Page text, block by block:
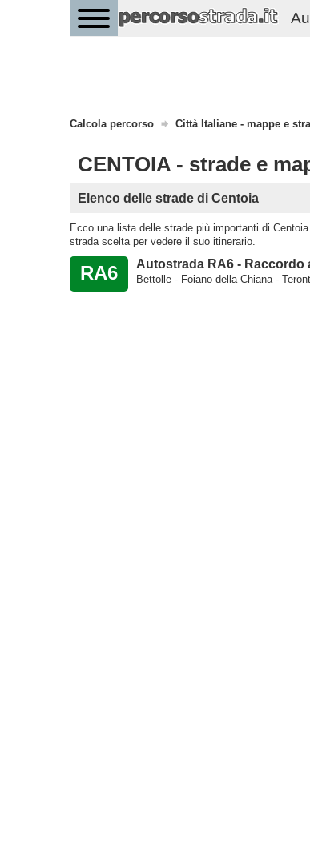
Calcola percorso Città Italiane - mappe e
CENTOIA - strade e
Elenco delle strade di Centoia
Ecco una lista delle strade più importanti di
strada scelta per vedere il suo itinerario.
RA6 Autostrada RA6 - Raccordo
Bettolle - Foiano della Chiana -